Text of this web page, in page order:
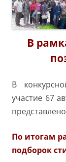
В
В
участие 67
По итогам
подборок